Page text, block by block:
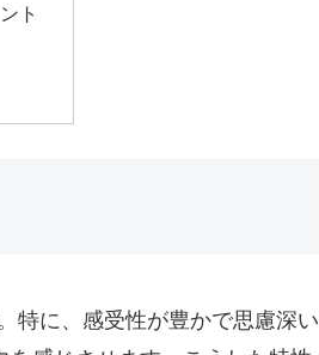
ト
特に、感受性が豊かで思慮深い